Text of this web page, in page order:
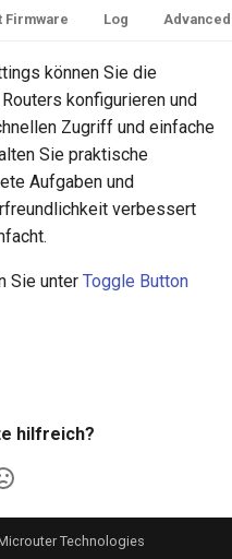
Firmware Log
können Sie die
konfigurieren und
Zugriff und einfache
Sie praktische
Aufgaben und
verbessert
Sie unter Toggle Button
hilfreich?
Technologies